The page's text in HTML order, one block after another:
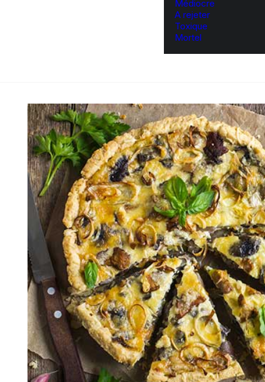
Médiocre
A rejeter
Toxique
Mortel